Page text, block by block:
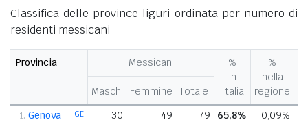
Classifica delle province liguri ordinata per numero di
residenti messicani
Provincia Messicani
%
in
Italia
%
nella
regione
Maschi Femmine Totale
1. GE
Genova 30 49 79 65,8% 0,09%